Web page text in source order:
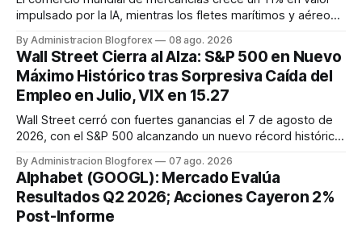
impulsado por la IA, mientras los fletes marítimos y aéreos
disrupciones geopolíticas y congestión. La financiación del
comercio, que depende en un 90% del crédito, se digitaliza
y el mercado...
By Administracion Blogforex 08 ago. 2026
Wall Street Cierra al Alza: S&P 500 en Nuevo
Máximo Histórico tras Sorpresiva Caída del
Empleo en Julio, VIX en 15.27
Wall Street cerró con fuertes ganancias el 7 de agosto de
2026, con el S&P 500 alcanzando un nuevo récord histórico
54,036.93 y el Nasdaq Composite escaló 1.3% a 26,690.62.
El impulso provino de un informe de empleo de julio
inesperadamente ...
By Administracion Blogforex 07 ago. 2026
Alphabet (GOOGL): Mercado Evalúa
Resultados Q2 2026; Acciones Cayeron 2%
Post-Informe